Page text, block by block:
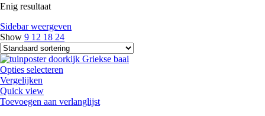
Enig resultaat
Sidebar weergeven
Show 9 12 18 24
Opties selecteren
Vergelijken
Quick view
Toevoegen aan verlanglijst